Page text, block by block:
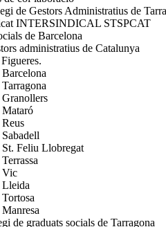
de Gestors Administratius de
INTERSINDICAL STSPCAT
de Barcelona
administratius de Catalunya
Feliu Llobregat
Vic
Lleida
de graduats socials de Tarragona